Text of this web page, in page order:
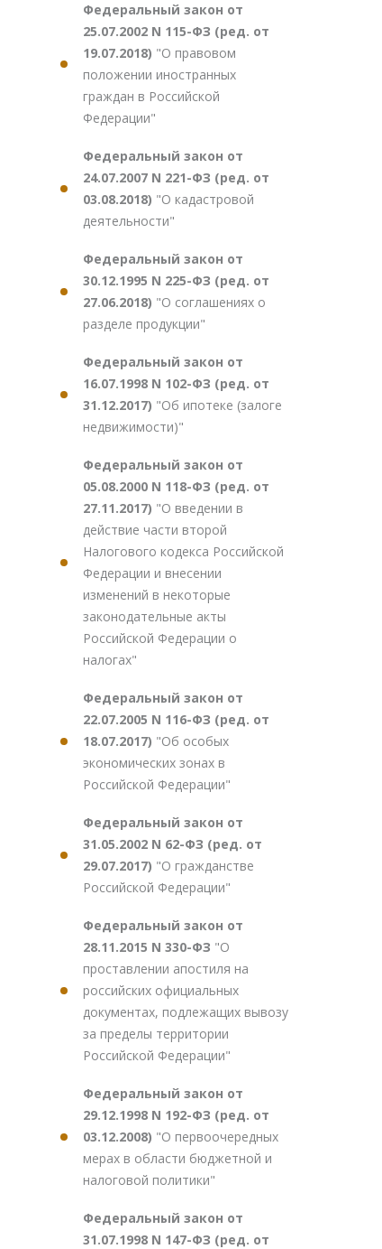
Федеральный закон от
25.07.2002 N 115-ФЗ (ред. от
19.07.2018) "О правовом
положении иностранных
граждан в Российской
Федерации"
Федеральный закон от
24.07.2007 N 221-ФЗ (ред. от
03.08.2018) "О кадастровой
деятельности"
Федеральный закон от
30.12.1995 N 225-ФЗ (ред. от
27.06.2018) "О соглашениях о
разделе продукции"
Федеральный закон от
16.07.1998 N 102-ФЗ (ред. от
31.12.2017) "Об ипотеке (залоге
недвижимости)"
Федеральный закон от
05.08.2000 N 118-ФЗ (ред. от
27.11.2017) "О введении в
действие части второй
Налогового кодекса Российской
Федерации и внесении
изменений в некоторые
законодательные акты
Российской Федерации о
налогах"
Федеральный закон от
22.07.2005 N 116-ФЗ (ред. от
18.07.2017) "Об особых
экономических зонах в
Российской Федерации"
Федеральный закон от
31.05.2002 N 62-ФЗ (ред. от
29.07.2017) "О гражданстве
Российской Федерации"
Федеральный закон от
28.11.2015 N 330-ФЗ "О
проставлении апостиля на
российских официальных
документах, подлежащих вывозу
за пределы территории
Российской Федерации"
Федеральный закон от
29.12.1998 N 192-ФЗ (ред. от
03.12.2008) "О первоочередных
мерах в области бюджетной и
налоговой политики"
Федеральный закон от
31.07.1998 N 147-ФЗ (ред. от